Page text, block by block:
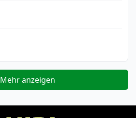
Mehr anzeigen